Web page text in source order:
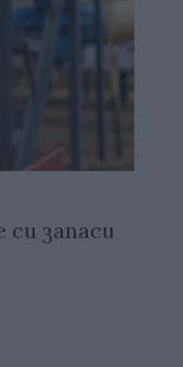
си запаси